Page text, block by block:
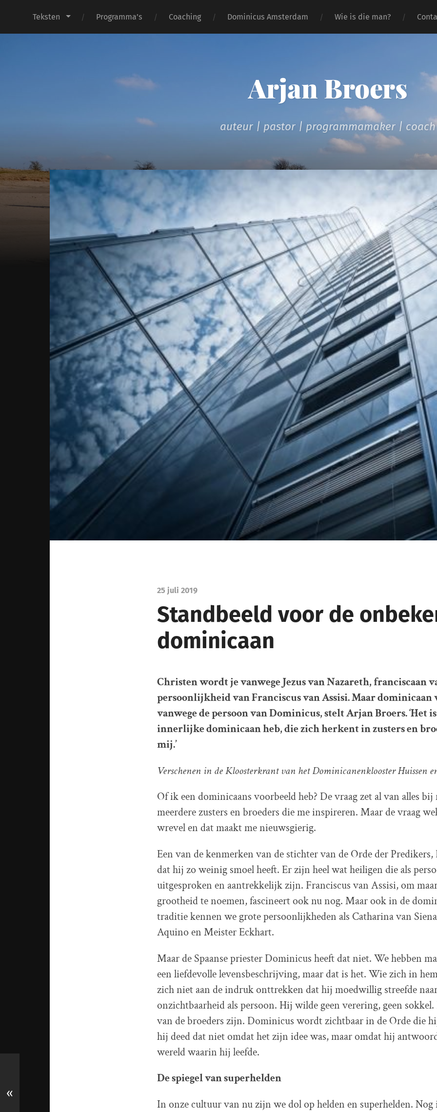
Teksten Programma’s Coaching Dominicus Amsterdam Wie is die man?
Arjan Broers
auteur | pastor | programmamaker | coach
25 juli 2019
Standbeeld voor de
dominicaan
Christen wordt je vanwege Jezus van Nazareth, franciscaan
persoonlijkheid van Franciscus van Assisi. Maar
vanwege de persoon van Dominicus, stelt Arjan Broers. ‘Het
innerlijke dominicaan heb, die zich herkent in zusters en
mij.’
Verschenen in de Kloosterkrant van het Dominicanenklooster Huissen
Of ik een dominicaans voorbeeld heb? De vraag zet al van alles bij
meerdere zusters en broeders die me inspireren. Maar de vraag
wrevel en dat maakt me nieuwsgierig.
Een van de kenmerken van de stichter van de Orde der
dat hij zo weinig smoel heeft. Er zijn heel wat heiligen die als
uitgesproken en aantrekkelijk zijn. Franciscus van Assisi, om
grootheid te noemen, fascineert ook nu nog. Maar ook in de
traditie kennen we grote persoonlijkheden als Catharina van
Aquino en Meister Eckhart.
Maar de Spaanse priester Dominicus heeft dat niet. We hebben
een liefdevolle levensbeschrijving, maar dat is het. Wie zich in
zich niet aan de indruk onttrekken dat hij moedwillig streefde
onzichtbaarheid als persoon. Hij wilde geen verering, geen
van de broeders zijn. Dominicus wordt zichtbaar in de Orde die
hij deed dat niet omdat het zijn idee was, maar omdat hij
wereld waarin hij leefde.
De spiegel van superhelden
In onze cultuur van nu zijn we dol op helden en superhelden.
«